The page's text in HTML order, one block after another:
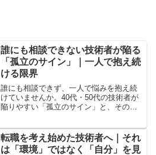
誰にも相談できない技術者が陥る
「孤立のサイン」｜一人で抱え続
ける限界
誰にも相談できず、一人で悩みを抱え続
けていませんか。40代・50代の技術者が
陥りやすい「孤立のサイン」と、その背
転職を考え始めた技術者へ｜それ
は「環境」ではなく「自分」を見